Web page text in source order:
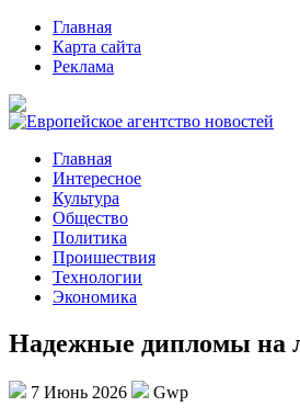
Главная
Карта сайта
Реклама
Главная
Интересное
Культура
Общество
Политика
Проишествия
Технологии
Экономика
Надежные дипломы на
7 Июнь 2026
Gwp